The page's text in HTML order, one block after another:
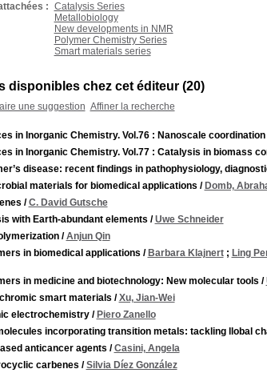
: Catalysis Series
Metallobiology
New developments in NMR
Polymer Chemistry Series
Smart materials series
disponibles chez cet éditeur (20)
une suggestion Affiner la recherche
in Inorganic Chemistry. Vol.76 : Nanoscale
in Inorganic Chemistry. Vol.77 : Catalysis in biomass
disease: recent findings in pathophysiology,
materials for biomedical applications / Domb,
/C. David Gutsche
with Earth-abundant elements /Uwe Schneider
/Anjun Qin
in biomedical applications / Barbara Klajnert; Ling
in medicine and biotechnology: New molecular tools /
smart materials /Xu, Jian-Wei
electrochemistry/ Piero Zanello
incorporating transition metals: tackling llobal
anticancer agents /Casini, Angela
carbenes /Silvia Díez González